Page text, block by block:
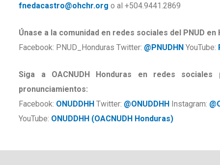
fnedacastro@ohchr.org o al +504.9441.2869
Únase a la comunidad en redes sociales del PNUD en
Facebook: PNUD_Honduras Twitter: @PNUDHN YouTube:
Siga a OACNUDH Honduras en redes
pronunciamientos:
Facebook: ONUDDHH Twitter: @ONUDDHH Instagram:
YouTube: ONUDDHH (OACNUDH Honduras)